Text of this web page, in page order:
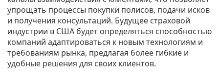
упрощать процессы покупки полисов, подачи исков
и получения консультаций. Будущее страховой
индустрии в США будет определяться способностью
компаний адаптироваться к новым технологиям и
требованиям рынка, предлагая более гибкие и
удобные решения для своих клиентов.